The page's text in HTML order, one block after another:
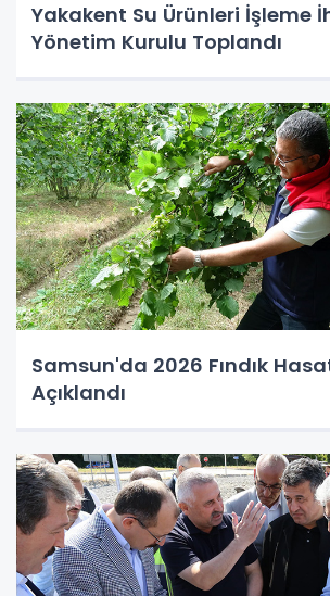
Yakakent Su Ürünleri İşleme
Yönetim Kurulu Toplandı
Samsun'da 2026 Fındık
Açıklandı